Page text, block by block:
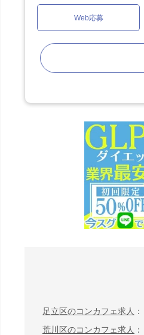
Web応募
足立区のコンカフェ求人
荒川区のコンカフェ求人